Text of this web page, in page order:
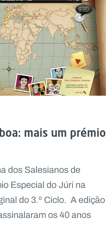
mais um prémio
dos Salesianos de
Especial do Júri na
do 3.º Ciclo. A edição
os 40 anos